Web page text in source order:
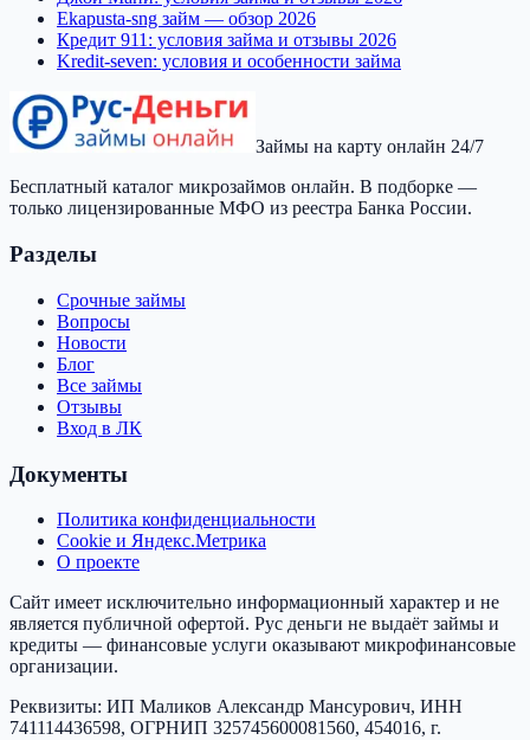
Ekapusta-sng займ — обзор 2026
Кредит 911: условия займа и отзывы 2026
Kredit-seven: условия и особенности займа
Займы на карту онлайн 24/7
Бесплатный каталог микрозаймов онлайн. В подборке —
только лицензированные МФО из реестра Банка России.
Разделы
Срочные займы
Вопросы
Новости
Блог
Все займы
Отзывы
Вход в ЛК
Документы
Политика конфиденциальности
Cookie и Яндекс.Метрика
О проекте
Сайт имеет исключительно информационный характер и не
является публичной офертой. Рус деньги не выдаёт займы и
кредиты — финансовые услуги оказывают микрофинансовые
организации.
Реквизиты: ИП Маликов Александр Мансурович, ИНН
741114436598, ОГРНИП 325745600081560, 454016, г.